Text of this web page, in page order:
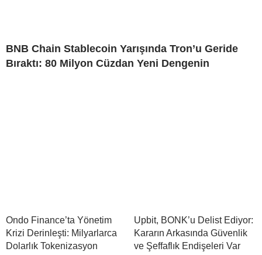
BNB Chain Stablecoin Yarışında Tron’u Geride
Bıraktı: 80 Milyon Cüzdan Yeni Dengenin
Ondo Finance’ta Yönetim
Krizi Derinleşti: Milyarlarca
Dolarlık Tokenizasyon
Upbit, BONK’u Delist Ediyor:
Kararın Arkasında Güvenlik
ve Şeffaflık Endişeleri Var